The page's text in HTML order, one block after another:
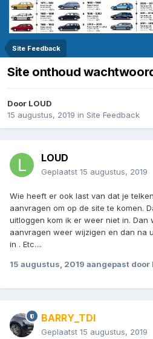
Site Feedback
Site onthoud
Door LOUD
15 augustus, 2019 in Site Feedback
LOUD
Geplaatst 15 augustus, 2019
Wie heeft er ook last van dat je
aanvragen om op de site te komen.
uitloggen kom ik er weer niet in. Dan
aanvragen weer wijzigen en dan na
in . Etc....
15 augustus, 2019 aangepast door
BARRY_TDI
Geplaatst 15 augustus, 2019